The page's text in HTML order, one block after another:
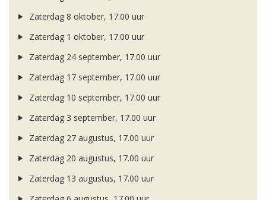
Zaterdag 8 oktober, 17.00 uur
Zaterdag 1 oktober, 17.00 uur
Zaterdag 24 september, 17.00 uur
Zaterdag 17 september, 17.00 uur
Zaterdag 10 september, 17.00 uur
Zaterdag 3 september, 17.00 uur
Zaterdag 27 augustus, 17.00 uur
Zaterdag 20 augustus, 17.00 uur
Zaterdag 13 augustus, 17.00 uur